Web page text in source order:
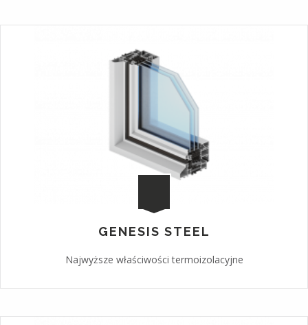
GENESIS STEEL
Najwyższe właściwości termoizolacyjne